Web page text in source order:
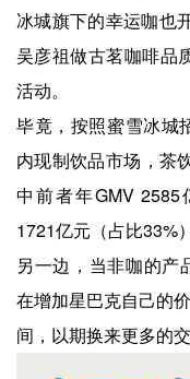
冰城旗下的幸运咖也
吴彦祖做古茗咖啡品
活动。
毕竟，按照蜜雪冰城
内现制饮品市场，茶
中前者年GMV
1721亿元（占比33%）
另一边，当非咖的产
在增加星巴克自己的
间，以期换来更多的